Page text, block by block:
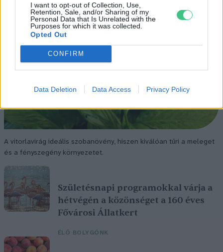
I want to opt-out of Collection, Use,
Retention, Sale, and/or Sharing of my
Personal Data that Is Unrelated with the
Purposes for which it was collected.
Opted Out
CONFIRM
Data Deletion Data Access Privacy Policy
A vitorlavirág ideális szobanövény, hiszen kiválóan tűri a meleget
és a fényszegény környezetet.
Születésnapi programokkal várja a
hétvégén a közönséget a 160 éves
Fővárosi Állatkert
ÉLŐ BOLYGÓNK